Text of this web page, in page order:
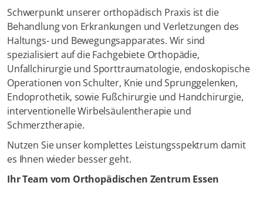
Schwerpunkt unserer orthopädisch Praxis ist die
Behandlung von Erkrankungen und Verletzungen des
Haltungs- und Bewegungsapparates. Wir sind
spezialisiert auf die Fachgebiete Orthopädie,
Unfallchirurgie und Sporttraumatologie, endoskopische
Operationen von Schulter, Knie und Sprunggelenken,
Endoprothetik, sowie Fußchirurgie und Handchirurgie,
interventionelle Wirbelsäulentherapie und
Schmerztherapie.
Nutzen Sie unser komplettes Leistungsspektrum damit
es Ihnen wieder besser geht.
Ihr Team vom Orthopädischen Zentrum Essen